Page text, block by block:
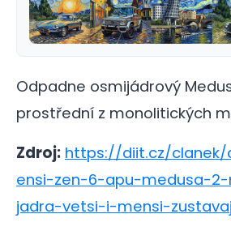
Odpadne osmijádrový
prostřední z monolitických
Zdroj: https://diit.cz/
ensi-zen-6-apu-medusa-
jadra-vetsi-i-mensi-